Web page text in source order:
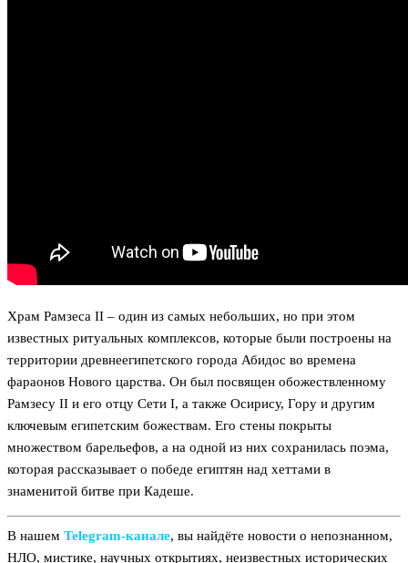
Храм Рамзеса II – один из самых небольших, но при этом
известных ритуальных комплексов, которые были построены на
территории древнеегипетского города Абидос во времена
фараонов Нового царства. Он был посвящен обожествленному
Рамзесу II и его отцу Сети I, а также Осирису, Гору и другим
ключевым египетским божествам. Его стены покрыты
множеством барельефов, а на одной из них сохранилась поэма,
которая рассказывает о победе египтян над хеттами в
знаменитой битве при Кадеше.
В нашем Telegram‑канале, вы найдёте новости о непознанном,
НЛО, мистике, научных открытиях, неизвестных исторических